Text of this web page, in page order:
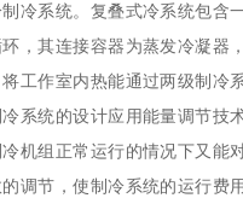
冷系统。复叠式冷系统包含
，其连接容器为蒸发冷凝器
工作室内热能通过两级制冷
系统的设计应用能量调节技
机组正常运行的情况下又能
调节，使制冷系统的运行费